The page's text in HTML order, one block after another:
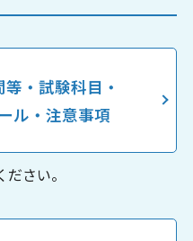
・試験科目・
ル・注意事項
さい。